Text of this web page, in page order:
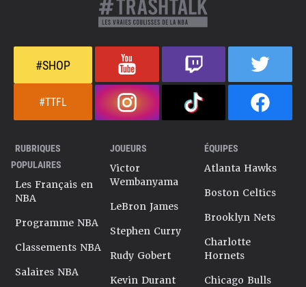
#SHOP
#TTFL
RUBRIQUES
POPULAIRES
Les Français en
NBA
Programme NBA
Classements NBA
Salaires NBA
JOUEURS
Victor
Wembanyama
LeBron James
Stephen Curry
Rudy Gobert
Kevin Durant
ÉQUIPES
Atlanta Hawks
Boston Celtics
Brooklyn Nets
Charlotte
Hornets
Chicago Bulls